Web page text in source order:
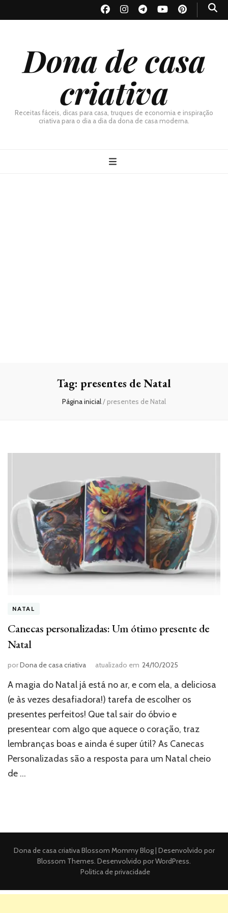
Dona de casa
criativa
Receitas fáceis, dicas para casa, truques de economia e inspiração
criativa para o dia a dia da dona de casa moderna.
Tag: presentes de Natal
Página inicial/ presentes de Natal
NATAL
Canecas personalizadas: Um ótimo presente de
Natal
porDona de casa criativa atualizado em 24/10/2025
A magia do Natal já está no ar, e com ela, a deliciosa
(e às vezes desafiadora!) tarefa de escolher os
presentes perfeitos! Que tal sair do óbvio e
presentear com algo que aquece o coração, traz
lembranças boas e ainda é super útil? As Canecas
Personalizadas são a resposta para um Natal cheio
de …
Dona de casa criativaBlossom Mommy Blog | Desenvolvido por
Blossom Themes. Desenvolvido porWordPress.
Politica de privacidade